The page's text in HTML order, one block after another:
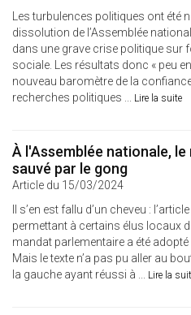
Les turbulences politiques ont été
dissolution de l’Assemblée
dans une grave crise politique sur
sociale. Les résultats donc « peu
nouveau baromètre de la
recherches politiques ... Lire la suite
À l'Assemblée nationale,
sauvé par le gong
Article du 15/03/2024
Il s’en est fallu d’un cheveu :
permettant à certains élus locaux
mandat parlementaire a été adopté
Mais le texte n’a pas pu aller au
la gauche ayant réussi à ... Lire la